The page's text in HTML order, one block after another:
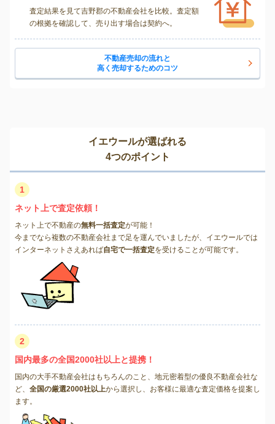
査定結果を見て吉野郡の不動産会社を比較。査定額
の根拠を確認して、売り出す場合は契約へ。
不動産売却の流れと
高く売却するためのコツ
イエウールが選ばれる
4つのポイント
1
ネット上で査定依頼！
ネット上で不動産の無料一括査定が可能！
今までなら複数の不動産会社まで足を運んでいましたが、イエウールでは
インターネットさえあれば自宅で一括査定を受けることが可能です。
2
国内最多の全国2000社以上と提携！
国内の大手不動産会社はもちろんのこと、地元密着型の優良不動産会社な
ど、 全国の厳選2000社以上から選択し、お客様に最適な査定価格を提案し
ます。